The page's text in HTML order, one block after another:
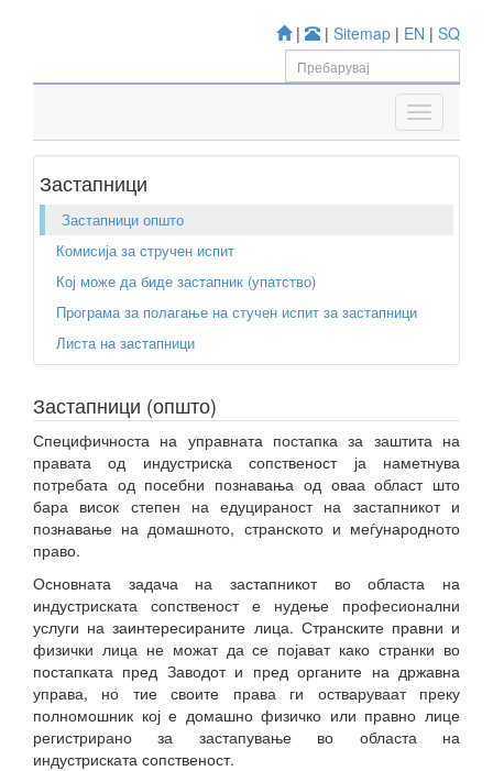
| | Sitemap | EN | SQ
Застапници
Застапници општо
Комисија за стручен испит
Кој може да биде застапник (упатство)
Програма за полагање на стучен испит за застапници
Листа на застапници
Застапници (општо)
Специфичноста на управната постапка за заштита на
правата од индустриска сопственост ја наметнува
потребата од посебни познавања од оваа област што
бара висок степен на едуцираност на застапникот и
познавање на домашното, странското и меѓународното
право.
Основната задача на застапникот во областа на
индустриската сопственост е нудење професионални
услуги на заинтересираните лица. Странските правни и
физички лица не можат да се појават како странки во
постапката пред Заводот и пред органите на државна
управа, но тие своите права ги остваруваат преку
полномошник кој е домашно физичко или правно лице
регистрирано за застапување во областа на
индустриската сопственост.